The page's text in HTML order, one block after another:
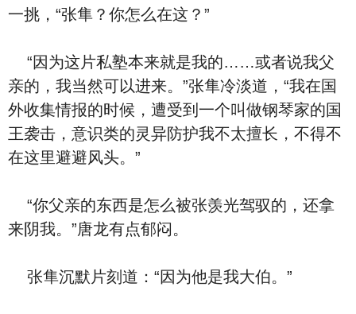
一挑，“张隼？你怎么在这？”
“因为这片私塾本来就是我的……或者说我父
亲的，我当然可以进来。”张隼冷淡道，“我在国
外收集情报的时候，遭受到一个叫做钢琴家的国
王袭击，意识类的灵异防护我不太擅长，不得不
在这里避避风头。”
“你父亲的东西是怎么被张羡光驾驭的，还拿
来阴我。”唐龙有点郁闷。
张隼沉默片刻道：“因为他是我大伯。”